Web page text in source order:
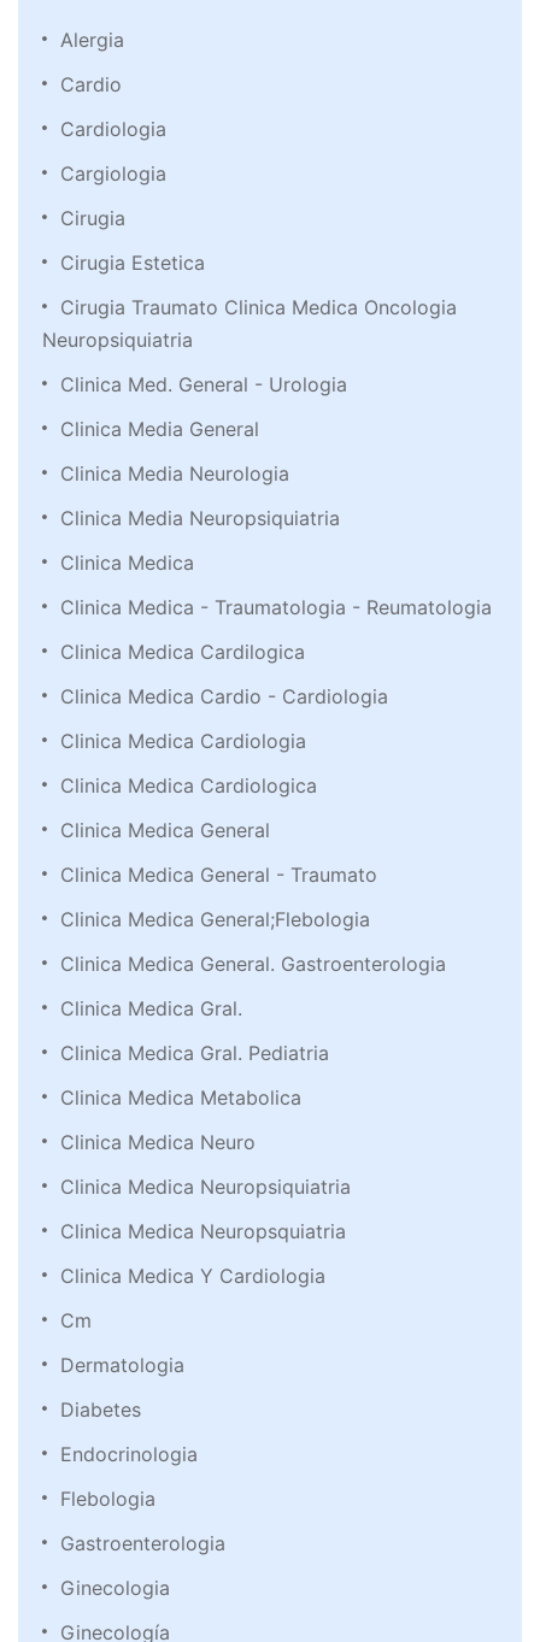
Alergia
Cardio
Cardiologia
Cargiologia
Cirugia
Cirugia Estetica
Cirugia Traumato Clinica Medica Oncologia
Neuropsiquiatria
Clinica Med. General - Urologia
Clinica Media General
Clinica Media Neurologia
Clinica Media Neuropsiquiatria
Clinica Medica
Clinica Medica - Traumatologia - Reumatologia
Clinica Medica Cardilogica
Clinica Medica Cardio - Cardiologia
Clinica Medica Cardiologia
Clinica Medica Cardiologica
Clinica Medica General
Clinica Medica General - Traumato
Clinica Medica General;Flebologia
Clinica Medica General. Gastroenterologia
Clinica Medica Gral.
Clinica Medica Gral. Pediatria
Clinica Medica Metabolica
Clinica Medica Neuro
Clinica Medica Neuropsiquiatria
Clinica Medica Neuropsquiatria
Clinica Medica Y Cardiologia
Cm
Dermatologia
Diabetes
Endocrinologia
Flebologia
Gastroenterologia
Ginecologia
Ginecología